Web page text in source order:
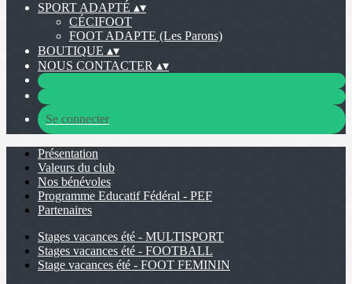
SPORT ADAPTÉ ▴▾
CÉCIFOOT
FOOT ADAPTE (Les Parons)
BOUTIQUE ▴▾
NOUS CONTACTER ▴▾
Se connecter
Présentation
Valeurs du club
Nos bénévoles
Programme Educatif Fédéral - PEF
Partenaires
Stages vacances été - MULTISPORT
Stages vacances été - FOOTBALL
Stage vacances été - FOOT FEMININ